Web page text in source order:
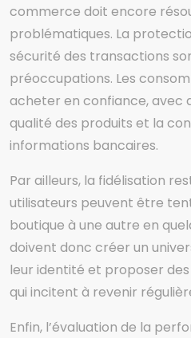
commerce doit encore
problématiques. La
sécurité des transactions
préoccupations. Les
acheter en confiance, avec
qualité des produits et la
informations bancaires.
Par ailleurs, la fidélisation
utilisateurs peuvent être
boutique à une autre en
doivent donc créer un
leur identité et proposer
qui incitent à revenir
Enfin, l’évaluation de la